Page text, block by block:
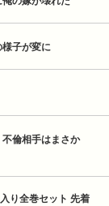
子が変に
倫相手はまさか
り全巻セット 先着